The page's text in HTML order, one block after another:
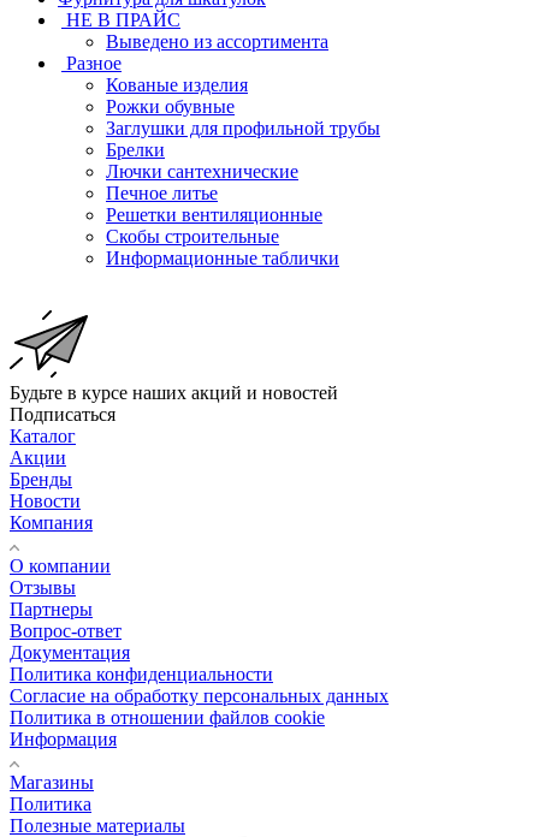
НЕ В ПРАЙС
Выведено из ассортимента
Разное
Кованые изделия
Рожки обувные
Заглушки для профильной трубы
Брелки
Лючки сантехнические
Печное литье
Решетки вентиляционные
Скобы строительные
Информационные таблички
Будьте в курсе наших акций и новостей
Подписаться
Каталог
Акции
Бренды
Новости
Компания
О компании
Отзывы
Партнеры
Вопрос-ответ
Документация
Политика конфиденциальности
Согласие на обработку персональных данных
Политика в отношении файлов cookie
Информация
Магазины
Политика
Полезные материалы